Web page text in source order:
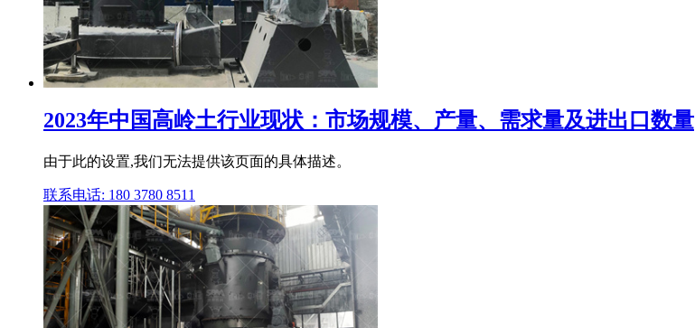
2023年中国高岭土行业现状：市场规模、产量、需求量及进出口数量
由于此的设置,我们无法提供该页面的具体描述。
联系电话: 180 3780 8511